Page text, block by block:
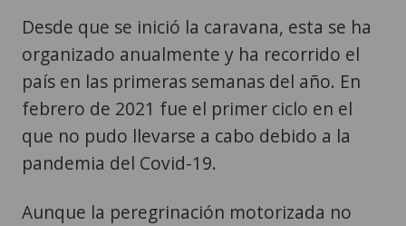
Desde que se inició la caravana, esta se ha
organizado anualmente y ha recorrido el
país en las primeras semanas del año. En
febrero de 2021 fue el primer ciclo en el
que no pudo llevarse a cabo debido a la
pandemia del Covid-19.
Aunque la peregrinación motorizada no